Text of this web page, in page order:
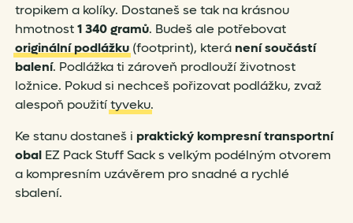
tropikem a kolíky. Dostaneš se tak na krásnou
hmotnost1 340 gramů. Budeš ale potřebovat
originální podlážku(footprint), která není součástí
balení. Podlážka ti zároveň prodlouží životnost
ložnice. Pokud si nechceš pořizovat podlážku, zvaž
alespoň použitítyveku.
Ke stanu dostaneš i praktický kompresní transportní
obalEZ Pack Stuff Sack s velkým podélným otvorem
a kompresním uzávěrem pro snadné a rychlé
sbalení.